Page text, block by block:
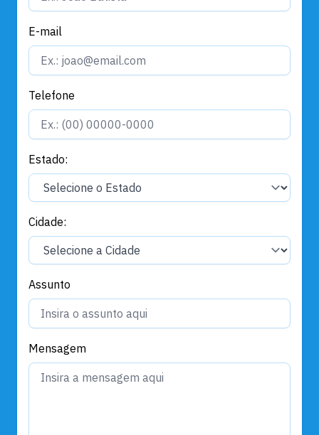
E-mail
Telefone
Estado:
Cidade:
Assunto
Mensagem